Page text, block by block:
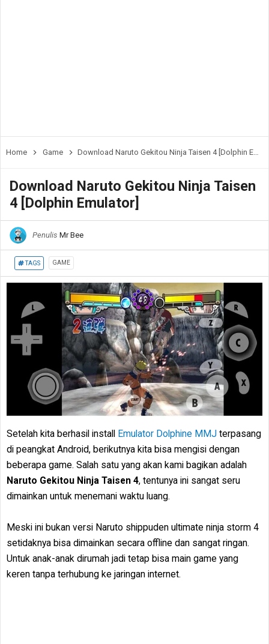
Home Game Download Naruto Gekitou Ninja Taisen 4 [Dolphin Emulator]
Download Naruto Gekitou Ninja Taisen
4 [Dolphin Emulator]
Penulis Mr Bee
TAGS GAME
Setelah kita berhasil install Emulator Dolphine MMJ terpasang
di peangkat Android, berikutnya kita bisa mengisi dengan
beberapa game. Salah satu yang akan kami bagikan adalah
Naruto Gekitou Ninja Taisen 4, tentunya ini sangat seru
dimainkan untuk menemani waktu luang.
Meski ini bukan versi Naruto shippuden ultimate ninja storm 4
setidaknya bisa dimainkan secara offline dan sangat ringan.
Untuk anak-anak dirumah jadi tetap bisa main game yang
keren tanpa terhubung ke jaringan internet.